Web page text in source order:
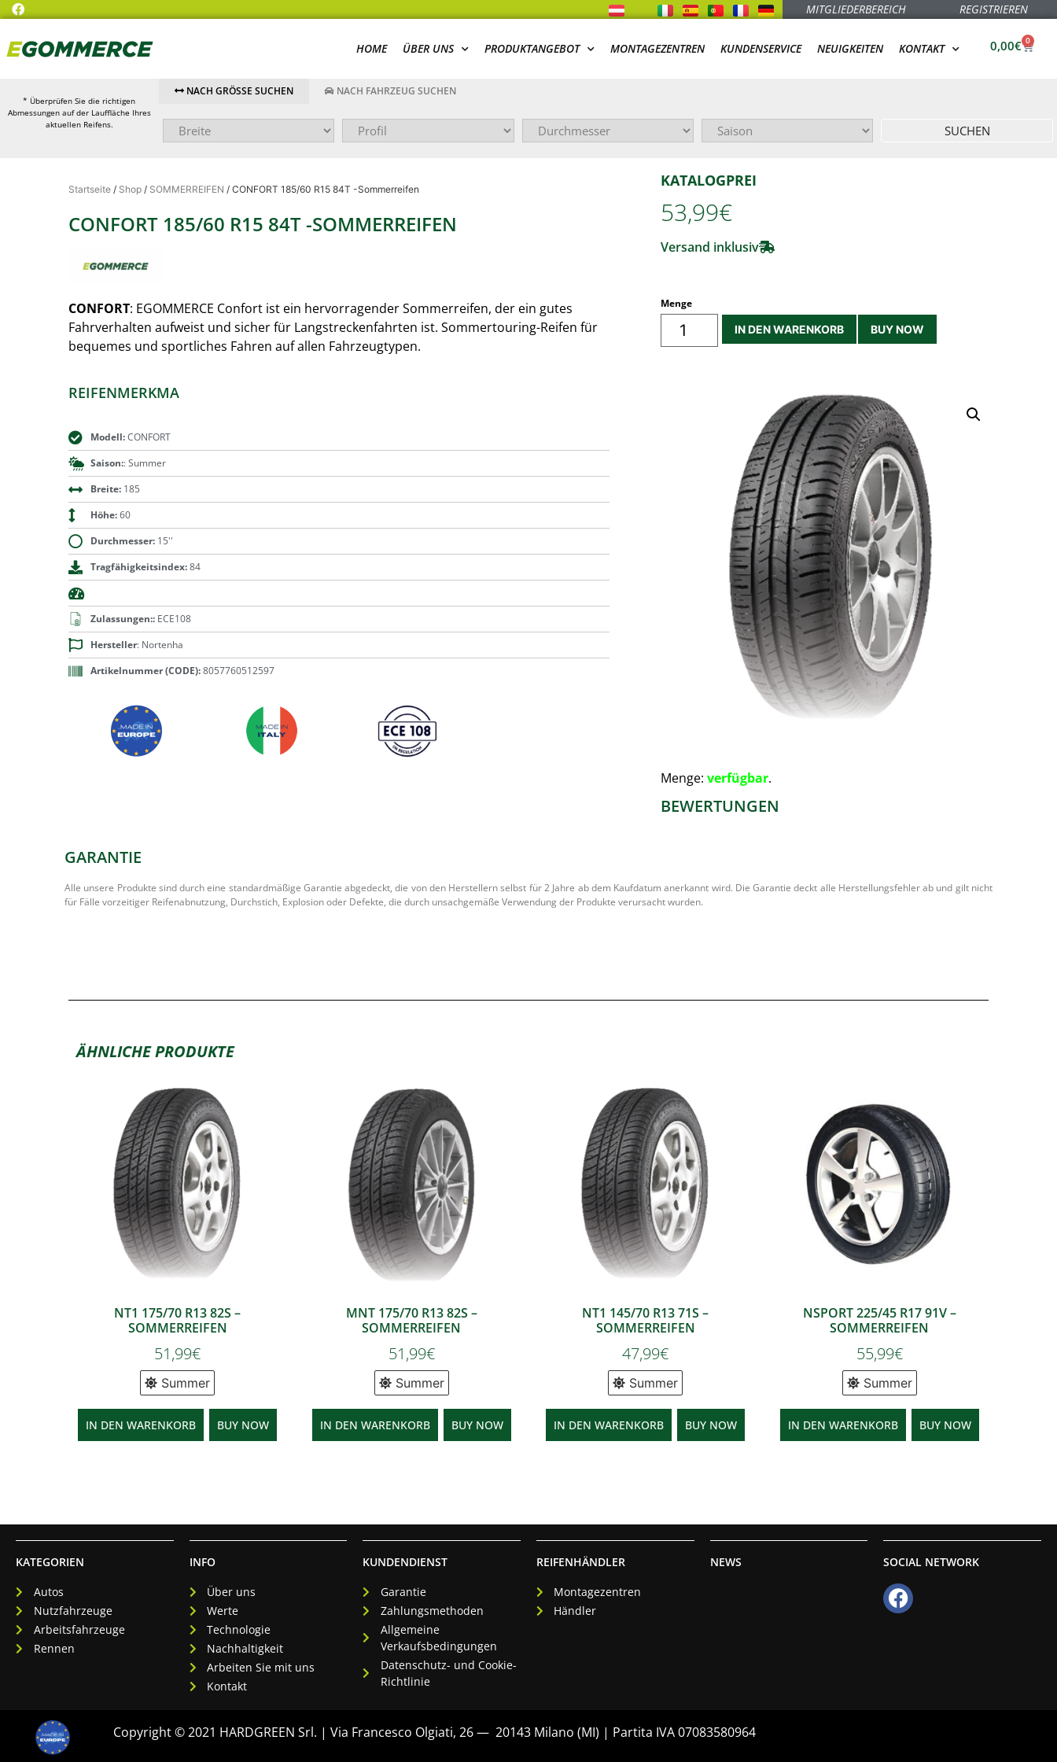
MITGLIEDERBEREICH REGISTRIEREN
HOME ÜBER UNS PRODUKTANGEBOT MONTAGEZENTREN KUNDENSERVICE NEUIGKEITEN KONTAKT 0,00€ 0
* Überprüfen Sie die richtigen
Abmessungen auf der Lauffläche Ihres
aktuellen Reifens.
NACH GRÖSSE SUCHEN NACH FAHRZEUG SUCHEN
SUCHEN
Startseite / Shop / SOMMERREIFEN / CONFORT 185/60 R15 84T -Sommerreifen
CONFORT 185/60 R15 84T -SOMMERREIFEN
CONFORT: EGOMMERCE Confort ist ein hervorragender Sommerreifen, der ein gutes
Fahrverhalten aufweist und sicher für Langstreckenfahrten ist. Sommertouring-Reifen für
bequemes und sportliches Fahren auf allen Fahrzeugtypen.
REIFENMERKMA
Modell:CONFORT
Saison:: Summer
Breite:185
Höhe:60
Durchmesser:15''
Tragfähigkeitsindex:84
Zulassungen::ECE108
Hersteller: Nortenha
Artikelnummer (CODE):8057760512597
KATALOGPREI
53,99€
Versand inklusiv
Menge
IN DEN WARENKORB
BUY NOW
Menge: verfügbar.
BEWERTUNGEN
GARANTIE
Alle unsere Produkte sind durch eine standardmäßige Garantie abgedeckt, die von den Herstellern selbst für 2 Jahre ab dem Kaufdatum anerkannt wird. Die Garantie deckt alle Herstellungsfehler ab und gilt nicht
für Fälle vorzeitiger Reifenabnutzung, Durchstich, Explosion oder Defekte, die durch unsachgemäße Verwendung der Produkte verursacht wurden.
ÄHNLICHE PRODUKTE
NT1 175/70 R13 82S –
SOMMERREIFEN
51,99€
Summer
IN DEN WARENKORB BUY NOW
MNT 175/70 R13 82S –
SOMMERREIFEN
51,99€
Summer
IN DEN WARENKORB BUY NOW
NT1 145/70 R13 71S –
SOMMERREIFEN
47,99€
Summer
IN DEN WARENKORB BUY NOW
NSPORT 225/45 R17 91V –
SOMMERREIFEN
55,99€
Summer
IN DEN WARENKORB BUY NOW
KATEGORIEN
Autos
Nutzfahrzeuge
Arbeitsfahrzeuge
Rennen
INFO
Über uns
Werte
Technologie
Nachhaltigkeit
Arbeiten Sie mit uns
Kontakt
KUNDENDIENST
Garantie
Zahlungsmethoden
Allgemeine
Verkaufsbedingungen
Datenschutz- und Cookie-
Richtlinie
REIFENHÄNDLER
Montagezentren
Händler
NEWS SOCIAL NETWORK
Copyright © 2021 HARDGREEN Srl. | Via Francesco Olgiati, 26 — 20143 Milano (MI) | Partita IVA 07083580964